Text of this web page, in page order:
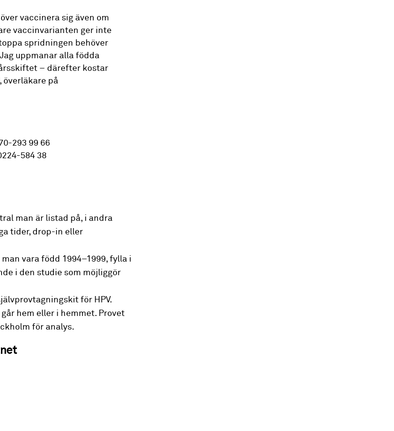
vaccinera sig även om
vaccinvarianten ger inte
spridningen behöver
uppmanar alla födda
– därefter kostar
överläkare på
293 99 66
584 38
man är listad på, i andra
tider, drop-in eller
vara född 1994–1999, fylla i
i den studie som möjliggör
för HPV.
hem eller i hemmet. Provet
för analys.